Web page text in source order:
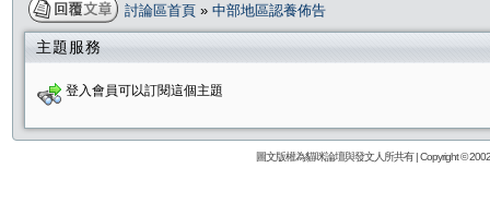
討論區首頁 » 中部地區認養佈告
主題服務
登入會員可以訂閱這個主題
圖文版權為貓咪論壇與發文人所共有 | Copyright ©